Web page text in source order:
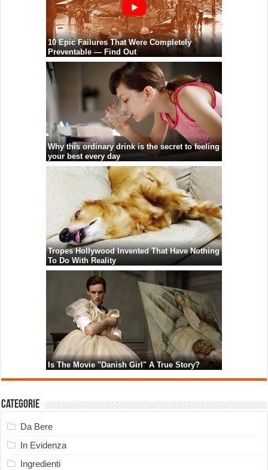
Categorie
Da Bere
In Evidenza
Ingredienti